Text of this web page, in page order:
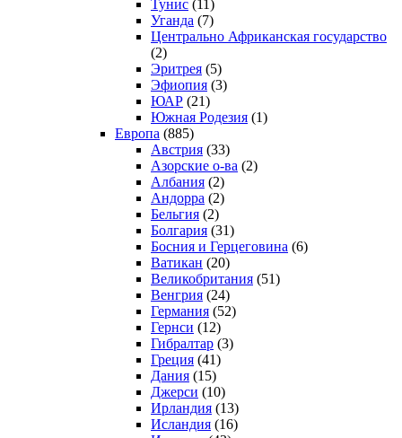
Тунис (11)
Уганда (7)
Центрально Африканская государство
(2)
Эритрея (5)
Эфиопия (3)
ЮАР (21)
Южная Родезия (1)
Европа (885)
Австрия (33)
Азорские о-ва (2)
Албания (2)
Андорра (2)
Бельгия (2)
Болгария (31)
Босния и Герцеговина (6)
Ватикан (20)
Великобритания (51)
Венгрия (24)
Германия (52)
Гернси (12)
Гибралтар (3)
Греция (41)
Дания (15)
Джерси (10)
Ирландия (13)
Исландия (16)